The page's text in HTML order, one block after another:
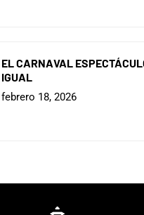
EL CARNAVAL
IGUAL
febrero 18, 2026